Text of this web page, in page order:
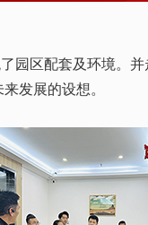
园区配套及环境。
发展的设想。